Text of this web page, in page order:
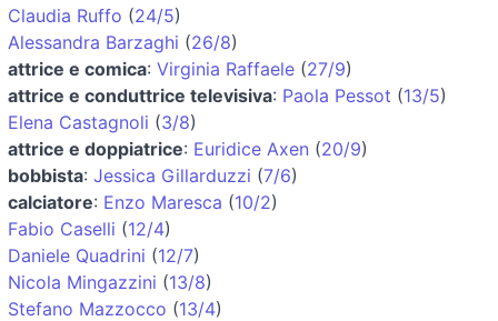
Claudia Ruffo (24/5)
Alessandra Barzaghi (26/8)
attrice e comica: Virginia Raffaele (27/9)
attrice e conduttrice televisiva: Paola Pessot (13/5)
Elena Castagnoli (3/8)
attrice e doppiatrice: Euridice Axen (20/9)
bobbista: Jessica Gillarduzzi (7/6)
calciatore: Enzo Maresca (10/2)
Fabio Caselli (12/4)
Daniele Quadrini (12/7)
Nicola Mingazzini (13/8)
Stefano Mazzocco (13/4)